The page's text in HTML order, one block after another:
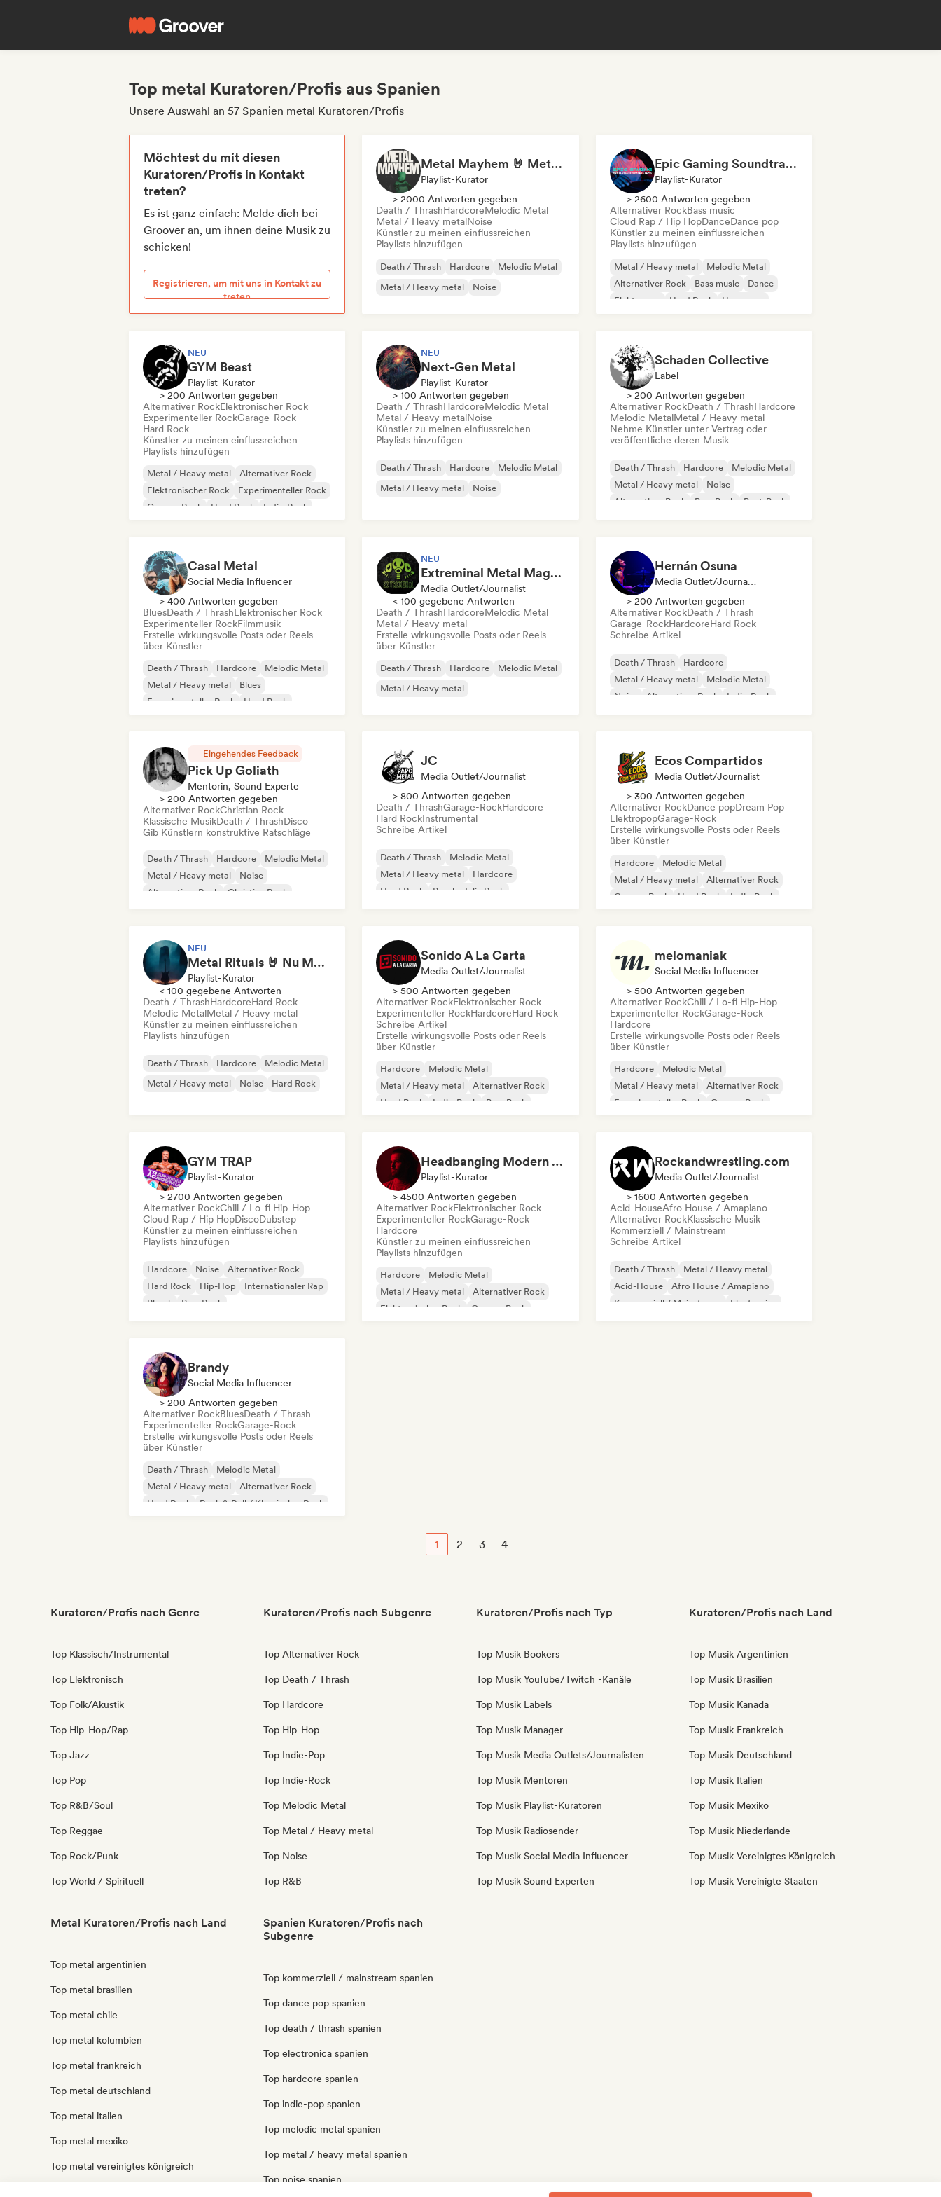
Top metal Kuratoren/Profis aus Spanien
Unsere Auswahl an 57 Spanien metal Kuratoren/Profis
Möchtest du mit diesen
Kuratoren/Profis in Kontakt
treten?
Es ist ganz einfach: Melde dich bei
Groover an, um ihnen deine Musik zu
schicken!
Registrieren, um mit uns in Kontakt zu
treten
Metal Mayhem 🤘 Metalcore, Deathcore & Progressive Metal
Playlist-Kurator
> 2000 Antworten gegeben
Death / ThrashHardcoreMelodic Metal
Metal / Heavy metalNoise
Künstler zu meinen einflussreichen
Playlists hinzufügen
Death / Thrash Hardcore
Melodic Metal
Metal / Heavy metal
Noise
Epic Gaming Soundtracks
Playlist-Kurator
> 2600 Antworten gegeben
Alternativer RockBass music
Cloud Rap / Hip HopDanceDance pop
Künstler zu meinen einflussreichen
Playlists hinzufügen
Metal / Heavy metal
Melodic Metal
Alternativer Rock
Bass music
Dance
Elektropop
Hard Rock Hyperpop
NEU
GYM Beast
Playlist-Kurator
> 200 Antworten gegeben
Alternativer RockElektronischer Rock
Experimenteller RockGarage-Rock
Hard Rock
Künstler zu meinen einflussreichen
Playlists hinzufügen
Metal / Heavy metal
Alternativer Rock
Elektronischer Rock
Experimenteller Rock
Garage-Rock
Hard Rock
Indie-Rock
NEU
Next-Gen Metal
Playlist-Kurator
> 100 Antworten gegeben
Death / ThrashHardcoreMelodic Metal
Metal / Heavy metalNoise
Künstler zu meinen einflussreichen
Playlists hinzufügen
Death / Thrash Hardcore
Melodic Metal
Metal / Heavy metal
Noise
Schaden Collective
Label
> 200 Antworten gegeben
Alternativer RockDeath / ThrashHardcore
Melodic MetalMetal / Heavy metal
Nehme Künstler unter Vertrag oder
veröffentliche deren Musik
Death / Thrash Hardcore
Melodic Metal
Metal / Heavy metal
Noise
Alternativer Rock
Pop-Punk Post-Punk
Casal Metal
Social Media Influencer
> 400 Antworten gegeben
BluesDeath / ThrashElektronischer Rock
Experimenteller RockFilmmusik
Erstelle wirkungsvolle Posts oder Reels
über Künstler
Death / Thrash Hardcore
Melodic Metal
Metal / Heavy metal
Blues
Experimenteller Rock
Hard Rock
NEU
Extreminal Metal Magazine & TV
Media Outlet/Journalist
< 100 gegebene Antworten
Death / ThrashHardcoreMelodic Metal
Metal / Heavy metal
Erstelle wirkungsvolle Posts oder Reels
über Künstler
Death / Thrash Hardcore
Melodic Metal
Metal / Heavy metal
Hernán Osuna
Media Outlet/Journalist
> 200 Antworten gegeben
Alternativer RockDeath / Thrash
Garage-RockHardcoreHard Rock
Schreibe Artikel
Death / Thrash
Hardcore
Metal / Heavy metal
Melodic Metal
Noise
Alternativer Rock
Indie-Rock
Eingehendes Feedback
Pick Up Goliath
Mentorin, Sound Experte
> 200 Antworten gegeben
Alternativer RockChristian Rock
Klassische MusikDeath / ThrashDisco
Gib Künstlern konstruktive Ratschläge
Death / Thrash Hardcore
Melodic Metal
Metal / Heavy metal
Noise
Alternativer Rock
Christian Rock
JC
Media Outlet/Journalist
> 800 Antworten gegeben
Death / ThrashGarage-RockHardcore
Hard RockInstrumental
Schreibe Artikel
Death / Thrash
Melodic Metal
Metal / Heavy metal
Hardcore
Hard Rock
Psychedelic Rock
Ecos Compartidos
Media Outlet/Journalist
> 300 Antworten gegeben
Alternativer RockDance popDream Pop
ElektropopGarage-Rock
Erstelle wirkungsvolle Posts oder Reels
über Künstler
Hardcore
Melodic Metal
Metal / Heavy metal
Alternativer Rock
Garage-Rock
Hard Rock
Indie-Rock
NEU
Metal Rituals 🤘 Nu Metal, Alt Metal & Progressive Metal
Playlist-Kurator
< 100 gegebene Antworten
Death / ThrashHardcoreHard Rock
Melodic MetalMetal / Heavy metal
Künstler zu meinen einflussreichen
Playlists hinzufügen
Death / Thrash Hardcore
Melodic Metal
Metal / Heavy metal
Noise Hard Rock
Sonido A La Carta
Media Outlet/Journalist
> 500 Antworten gegeben
Alternativer RockElektronischer Rock
Experimenteller RockHardcoreHard Rock
Schreibe Artikel
Erstelle wirkungsvolle Posts oder Reels
über Künstler
Hardcore
Melodic Metal
Metal / Heavy metal
Alternativer Rock
Hard Rock
Indie-Rock
Pop-Punk
melomaniak
Social Media Influencer
> 500 Antworten gegeben
Alternativer RockChill / Lo-fi Hip-Hop
Experimenteller RockGarage-Rock
Hardcore
Erstelle wirkungsvolle Posts oder Reels
über Künstler
Hardcore
Melodic Metal
Metal / Heavy metal
Alternativer Rock
Experimenteller Rock
Garage-Rock
GYM TRAP
Playlist-Kurator
> 2700 Antworten gegeben
Alternativer RockChill / Lo-fi Hip-Hop
Cloud Rap / Hip HopDiscoDubstep
Künstler zu meinen einflussreichen
Playlists hinzufügen
Hardcore Noise
Alternativer Rock
Hard Rock
Hip-Hop
Internationaler Rap
Phonk
Pop-Rock
Headbanging Modern Rock (by Ferran Alemany Roig)
Playlist-Kurator
> 4500 Antworten gegeben
Alternativer RockElektronischer Rock
Experimenteller RockGarage-Rock
Hardcore
Künstler zu meinen einflussreichen
Playlists hinzufügen
Hardcore
Melodic Metal
Metal / Heavy metal
Alternativer Rock
Elektronischer Rock
Garage-Rock
Rockandwrestling.com
Media Outlet/Journalist
> 1600 Antworten gegeben
Acid-HouseAfro House / Amapiano
Alternativer RockKlassische Musik
Kommerziell / Mainstream
Schreibe Artikel
Death / Thrash
Metal / Heavy metal
Acid-House
Afro House / Amapiano
Kommerziell / Mainstream
Electronica
Brandy
Social Media Influencer
> 200 Antworten gegeben
Alternativer RockBluesDeath / Thrash
Experimenteller RockGarage-Rock
Erstelle wirkungsvolle Posts oder Reels
über Künstler
Death / Thrash
Melodic Metal
Metal / Heavy metal
Alternativer Rock
Hard Rock
Rock & Roll / Klassischer Rock
1 2 3 4
Kuratoren/Profis nach Genre
Top Klassisch/Instrumental
Top Elektronisch
Top Folk/Akustik
Top Hip-Hop/Rap
Top Jazz
Top Pop
Top R&B/Soul
Top Reggae
Top Rock/Punk
Top World / Spirituell
Kuratoren/Profis nach Subgenre
Top Alternativer Rock
Top Death / Thrash
Top Hardcore
Top Hip-Hop
Top Indie-Pop
Top Indie-Rock
Top Melodic Metal
Top Metal / Heavy metal
Top Noise
Top R&B
Kuratoren/Profis nach Typ
Top Musik Bookers
Top Musik YouTube/Twitch -Kanäle
Top Musik Labels
Top Musik Manager
Top Musik Media Outlets/Journalisten
Top Musik Mentoren
Top Musik Playlist-Kuratoren
Top Musik Radiosender
Top Musik Social Media Influencer
Top Musik Sound Experten
Kuratoren/Profis nach Land
Top Musik Argentinien
Top Musik Brasilien
Top Musik Kanada
Top Musik Frankreich
Top Musik Deutschland
Top Musik Italien
Top Musik Mexiko
Top Musik Niederlande
Top Musik Vereinigtes Königreich
Top Musik Vereinigte Staaten
Metal Kuratoren/Profis nach Land
Top metal argentinien
Top metal brasilien
Top metal chile
Top metal kolumbien
Top metal frankreich
Top metal deutschland
Top metal italien
Top metal mexiko
Top metal vereinigtes königreich
Spanien Kuratoren/Profis nach
Subgenre
Top kommerziell / mainstream spanien
Top dance pop spanien
Top death / thrash spanien
Top electronica spanien
Top hardcore spanien
Top indie-pop spanien
Top melodic metal spanien
Top metal / heavy metal spanien
Top noise spanien